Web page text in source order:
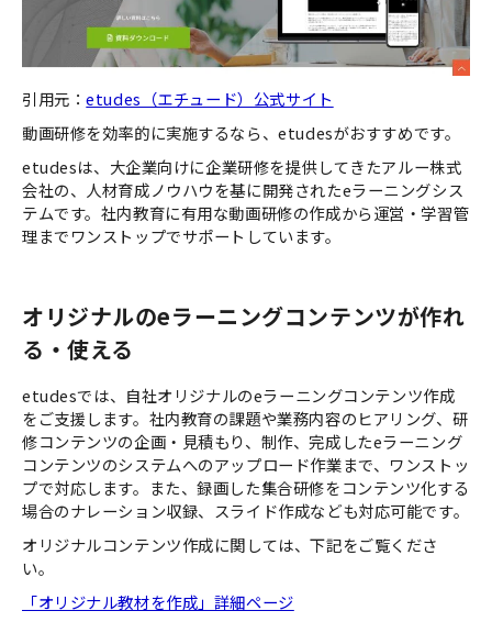
引用元：etudes（エチュード）公式サイト
動画研修を効率的に実施するなら、etudesがおすすめです。
etudesは、大企業向けに企業研修を提供してきたアルー株式
会社の、人材育成ノウハウを基に開発されたeラーニングシス
テムです。社内教育に有用な動画研修の作成から運営・学習管
理までワンストップでサポートしています。
オリジナルのeラーニングコンテンツが作れ
る・使える
etudesでは、自社オリジナルのeラーニングコンテンツ作成
をご支援します。社内教育の課題や業務内容のヒアリング、研
修コンテンツの企画・見積もり、制作、完成したeラーニング
コンテンツのシステムへのアップロード作業まで、ワンストッ
プで対応します。また、録画した集合研修をコンテンツ化する
場合のナレーション収録、スライド作成なども対応可能です。
オリジナルコンテンツ作成に関しては、下記をご覧くださ
い。
「オリジナル教材を作成」詳細ページ